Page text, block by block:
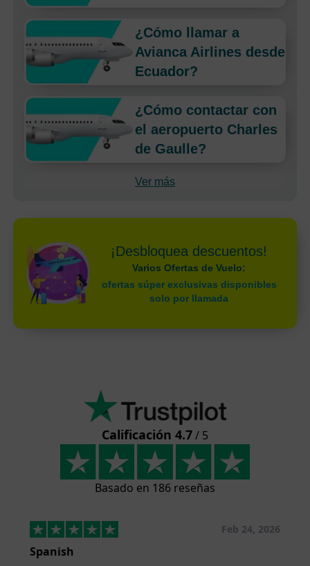
¿Cómo llamar a
Avianca Airlines desde
Ecuador?
¿Cómo contactar con
el aeropuerto Charles
de Gaulle?
Ver más
¡Desbloquea descuentos!
Varios Ofertas de Vuelo:
ofertas súper exclusivas disponibles
solo por llamada
Calificación 4.7/ 5
Basado en 186 reseñas
Feb 24, 2026
Spanish